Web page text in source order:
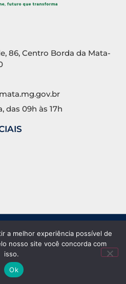
86, Centro Borda da Mata-
das 09h às 17h
Borda da Mata ©. Todos os
reservados.
a melhor experiência possível de
nosso site você concorda com
isso.
Ok